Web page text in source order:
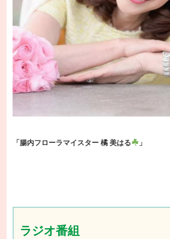
「腸内フローラマイスター 橘 美はる 」
ラジオ番組